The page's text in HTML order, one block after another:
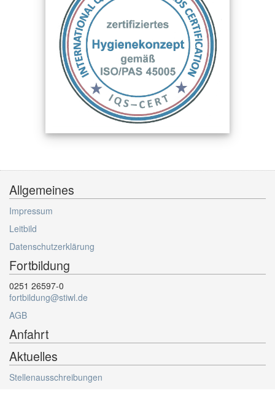
Allgemeines
Impressum
Leitbild
Datenschutzerklärung
Fortbildung
0251 26597-0
fortbildung@stiwl.de
AGB
Anfahrt
Aktuelles
Stellenausschreibungen